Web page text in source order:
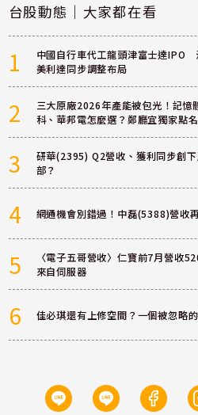
台股動態｜大家都在看
1
中國自行車代工龍頭津富士達IPO
美利達同步調整布局
2
三大原廠2026年產能被包光！記憶
科、華邦電怎麼選？鄭廳宜獨家點
3
研華(2395) Q2營收、獲利同步創
部？
4 網通機會別錯過！中磊(5388)營收
5
〈電子五哥營收〉仁寶前7月營收
來自伺服器
6 佳必琪還有上修空間？一個被忽略